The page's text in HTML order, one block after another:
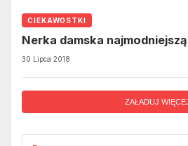
CIEKAWOSTKI
Nerka damska
30 Lipca 2018
ZAŁADUJ